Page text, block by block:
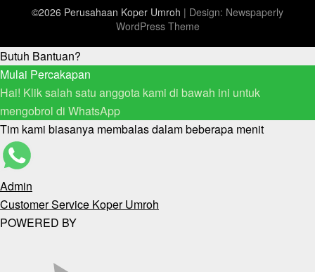
©2026 Perusahaan Koper Umroh | Design: Newspaperly
WordPress Theme
Butuh Bantuan?
Mulai Percakapan
Hai! Klik salah satu anggota kami di bawah ini untuk
mengobrol di WhatsApp
Tim kami biasanya membalas dalam beberapa menit
Admin
Customer Service Koper Umroh
POWERED BY